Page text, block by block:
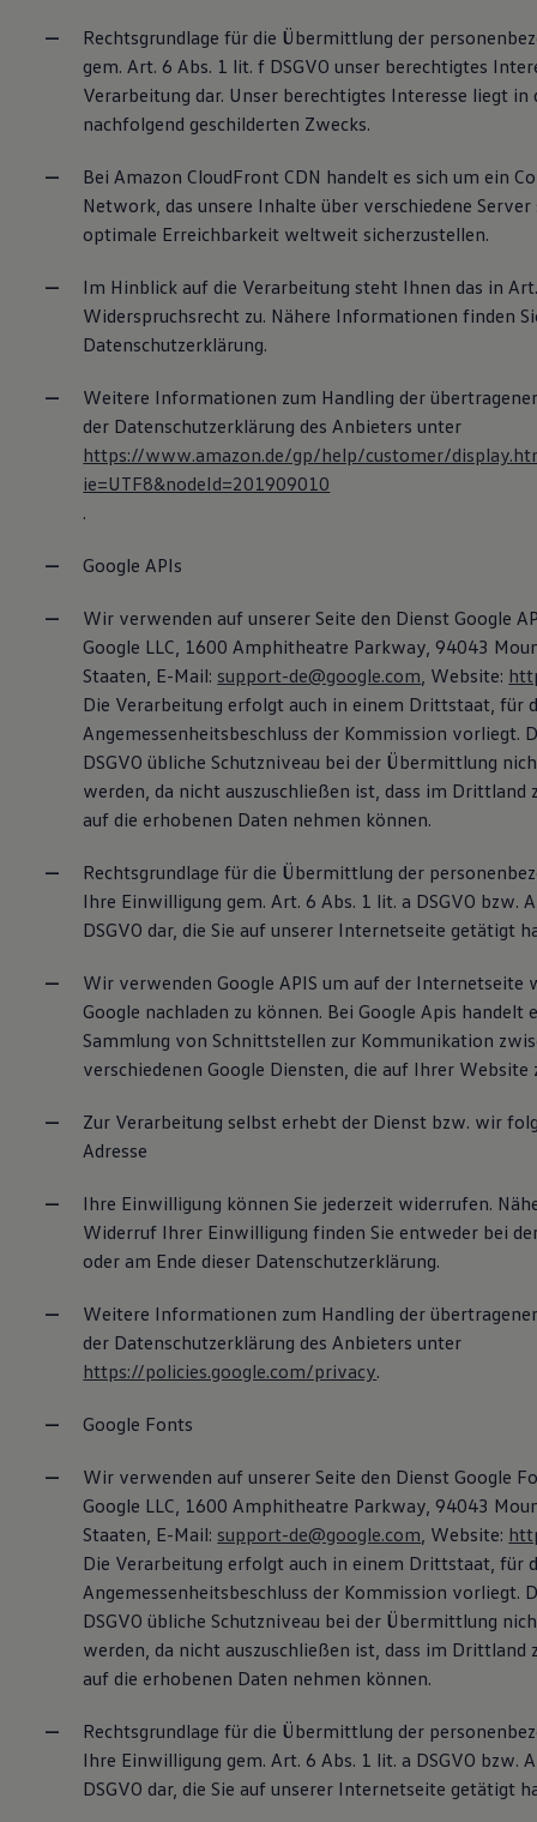
Rechtsgrundlage für die Übermittlung der
gem. Art. 6 Abs. 1 lit. f DSGVO unser berechtigtes
Verarbeitung dar. Unser berechtigtes Interesse liegt in
nachfolgend geschilderten Zwecks.
Bei Amazon CloudFront CDN handelt es sich um ein
Network, das unsere Inhalte über verschiedene
optimale Erreichbarkeit weltweit sicherzustellen.
Im Hinblick auf die Verarbeitung steht Ihnen das in
Widerspruchsrecht zu. Nähere Informationen finden
Datenschutzerklärung.
Weitere Informationen zum Handling der
der Datenschutzerklärung des Anbieters unter
https://www.amazon.de/gp/help/customer/
ie=UTF8&nodeId=201909010
.
Google APIs
Wir verwenden auf unserer Seite den Dienst Google
Google LLC, 1600 Amphitheatre Parkway, 94043
Staaten, E-Mail: support-de@google.com, Website:
Die Verarbeitung erfolgt auch in einem Drittstaat, für
Angemessenheitsbeschluss der Kommission vorliegt.
DSGVO übliche Schutzniveau bei der Übermittlung
werden, da nicht auszuschließen ist, dass im Drittland
auf die erhobenen Daten nehmen können.
Rechtsgrundlage für die Übermittlung der
Ihre Einwilligung gem. Art. 6 Abs. 1 lit. a DSGVO bzw.
DSGVO dar, die Sie auf unserer Internetseite getätigt
Wir verwenden Google APIS um auf der Internetseite
Google nachladen zu können. Bei Google Apis handelt
Sammlung von Schnittstellen zur Kommunikation
verschiedenen Google Diensten, die auf Ihrer Website
Zur Verarbeitung selbst erhebt der Dienst bzw. wir
Adresse
Ihre Einwilligung können Sie jederzeit widerrufen.
Widerruf Ihrer Einwilligung finden Sie entweder bei
oder am Ende dieser Datenschutzerklärung.
Weitere Informationen zum Handling der
der Datenschutzerklärung des Anbieters unter
https://policies.google.com/privacy.
Google Fonts
Wir verwenden auf unserer Seite den Dienst Google
Google LLC, 1600 Amphitheatre Parkway, 94043
Staaten, E-Mail: support-de@google.com, Website:
Die Verarbeitung erfolgt auch in einem Drittstaat, für
Angemessenheitsbeschluss der Kommission vorliegt.
DSGVO übliche Schutzniveau bei der Übermittlung
werden, da nicht auszuschließen ist, dass im Drittland
auf die erhobenen Daten nehmen können.
Rechtsgrundlage für die Übermittlung der
Ihre Einwilligung gem. Art. 6 Abs. 1 lit. a DSGVO bzw.
DSGVO dar, die Sie auf unserer Internetseite getätigt